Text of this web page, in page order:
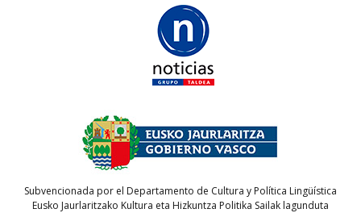
Subvencionada por el Departamento de Cultura y Política Lingüística
Eusko Jaurlaritzako Kultura eta Hizkuntza Politika Sailak lagunduta